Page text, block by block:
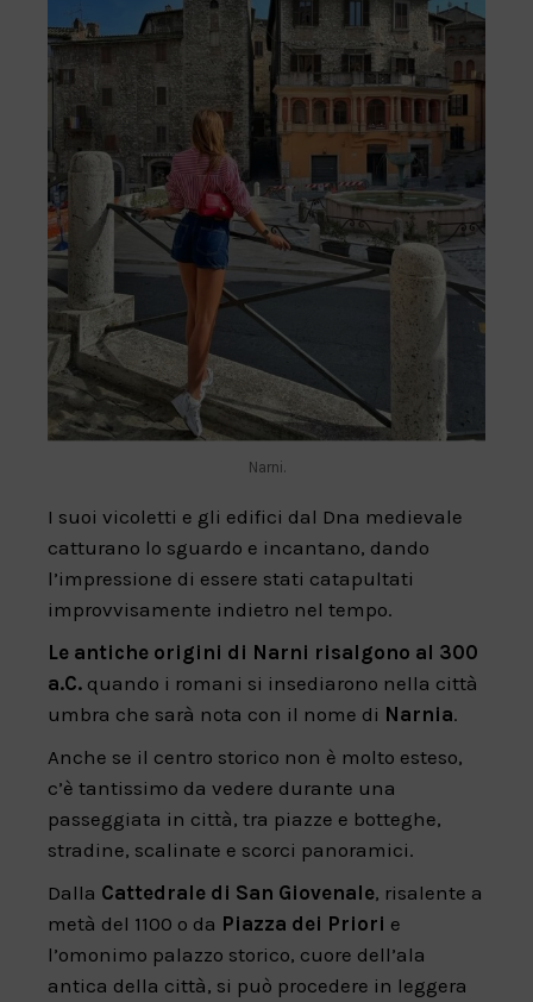
Narni.
I suoi vicoletti e gli edifici dal Dna medievale
catturano lo sguardo e incantano, dando
l’impressione di essere stati catapultati
improvvisamente indietro nel tempo.
Le antiche origini di Narni risalgono al 300
a.C. quando i romani si insediarono nella città
umbra che sarà nota con il nome di Narnia.
Anche se il centro storico non è molto esteso,
c’è tantissimo da vedere durante una
passeggiata in città, tra piazze e botteghe,
stradine, scalinate e scorci panoramici.
Dalla Cattedrale di San Giovenale, risalente a
metà del 1100 o da Piazza dei Priori e
l’omonimo palazzo storico, cuore dell’ala
antica della città, si può procedere in leggera